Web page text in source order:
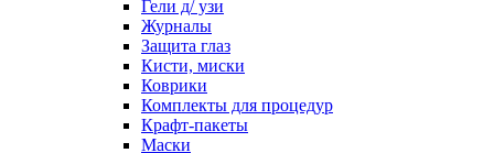
Гели д/ узи
Журналы
Защита глаз
Кисти, миски
Коврики
Комплекты для процедур
Крафт-пакеты
Маски